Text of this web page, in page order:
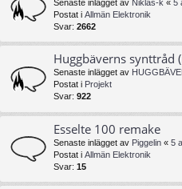
Senaste inlägget av Niklas-k « 5
Postat i Allmän Elektronik
Svar: 2662
Huggbäverns synttråd
Senaste inlägget av
Postat i Projekt
Svar: 922
Esselte 100 remake
Senaste inlägget av Piggelin « 5
Postat i Allmän Elektronik
Svar: 15